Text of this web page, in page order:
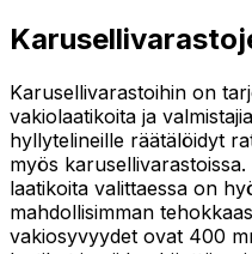
Karusellivarastoihin on
vakiolaatikoita ja
hyllytelineille räätälöidyt
myös
laatikoita valittaessa on
mahdollisimman
vakiosyvyydet ovat 400